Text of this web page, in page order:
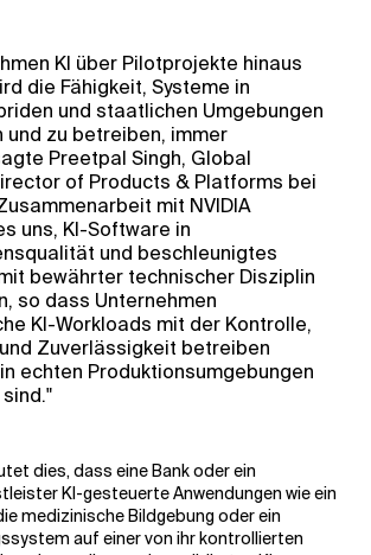
KI über Pilotprojekte hinaus
die Fähigkeit, Systeme in
und staatlichen Umgebungen
und zu betreiben, immer
Preetpal Singh, Global
of Products & Platforms bei
mit NVIDIA
uns, KI-Software in
und beschleunigtes
bewährter technischer Disziplin
so dass Unternehmen
KI-Workloads mit der Kontrolle,
Zuverlässigkeit betreiben
echten Produktionsumgebungen
dies, dass eine Bank oder ein
KI-gesteuerte Anwendungen wie ein
medizinische Bildgebung oder ein
auf einer von ihr kontrollierten